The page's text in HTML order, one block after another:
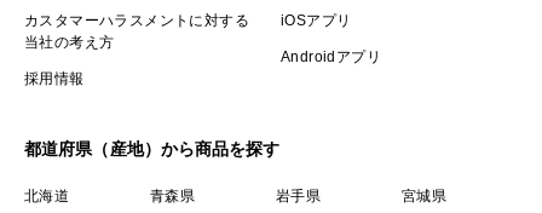
カスタマーハラスメントに対する
当社の考え方
採用情報
iOSアプリ
Androidアプリ
都道府県（産地）から商品を探す
北海道 青森県 岩手県
宮城県